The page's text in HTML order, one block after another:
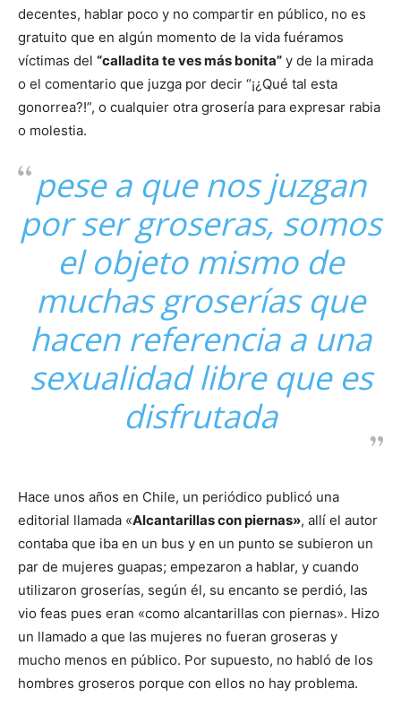
decentes, hablar poco y no compartir en público, no es
gratuito que en algún momento de la vida fuéramos
víctimas del “calladita te ves más bonita” y de la mirada
o el comentario que juzga por decir “¡¿Qué tal esta
gonorrea?!”, o cualquier otra grosería para expresar rabia
o molestia.
pese a que nos juzgan
por ser groseras, somos
el objeto mismo de
muchas groserías que
hacen referencia a una
sexualidad libre que es
disfrutada
Hace unos años en Chile, un periódico publicó una
editorial llamada «Alcantarillas con piernas», allí el autor
contaba que iba en un bus y en un punto se subieron un
par de mujeres guapas; empezaron a hablar, y cuando
utilizaron groserías, según él, su encanto se perdió, las
vio feas pues eran «como alcantarillas con piernas». Hizo
un llamado a que las mujeres no fueran groseras y
mucho menos en público. Por supuesto, no habló de los
hombres groseros porque con ellos no hay problema.